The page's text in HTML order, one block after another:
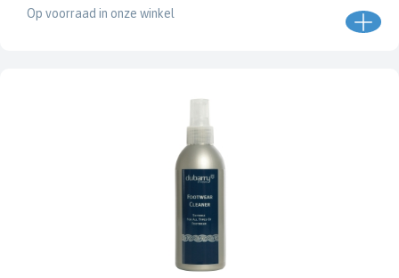
Op voorraad in onze winkel